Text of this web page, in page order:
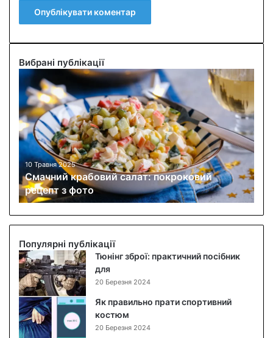
Вибрані публікації
С
м
ч
н
и
й
к
р
а
б
о
в
и
й
с
а
л
а
т
:
10 Травня 2025
Смачний крабовий салат: покроковий
рецепт з фото
Популярні публікації
Тюнінг зброї: практичний посібник
для
20 Березня 2024
Як правильно прати спортивний
костюм
20 Березня 2024